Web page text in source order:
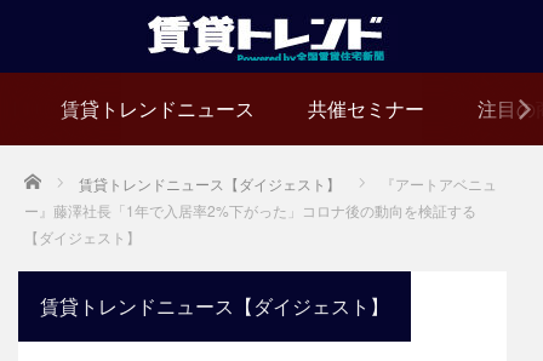
賃貸トレンドニュース 共催セミナー 注目の
Home 賃貸トレンドニュース【ダイジェスト】
『アートアベニュ
ー』藤澤社長「1年で入居率2%下がった」コロナ後の動向を検証する
【ダイジェスト】
賃貸トレンドニュース【ダイジェスト】